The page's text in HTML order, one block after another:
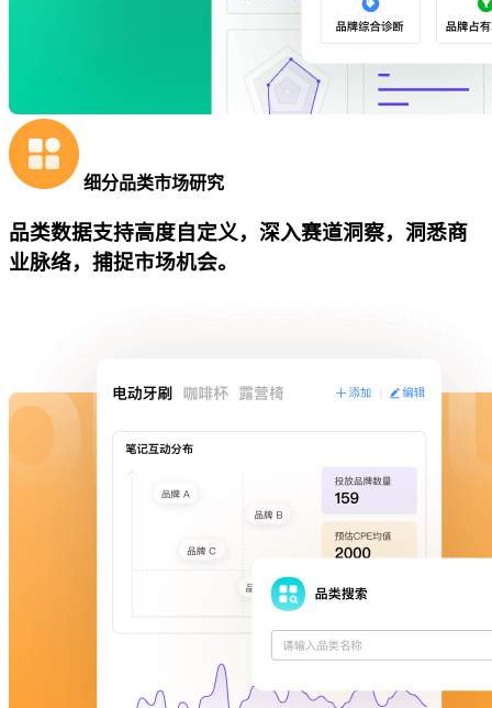
细分品类市场研究
品类数据支持高度自定义，深入赛道洞察，洞悉商
业脉络，捕捉市场机会。